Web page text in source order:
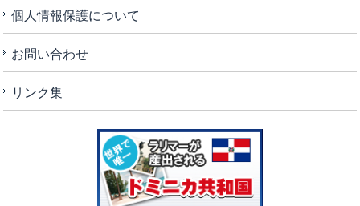
個人情報保護について
お問い合わせ
リンク集